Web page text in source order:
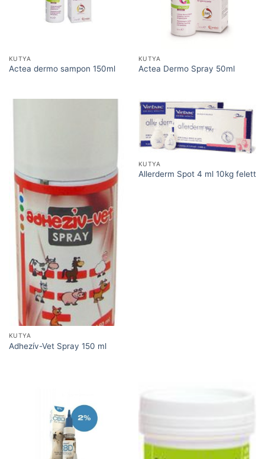
KUTYA
Actea dermo sampon 150ml
KUTYA
Actea Dermo Spray 50ml
KUTYA
Adhezív-Vet Spray 150 ml
KUTYA
Allerderm Spot 4 ml 10kg felett